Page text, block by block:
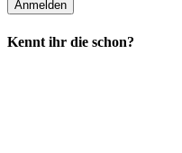
Kennt ihr die schon?